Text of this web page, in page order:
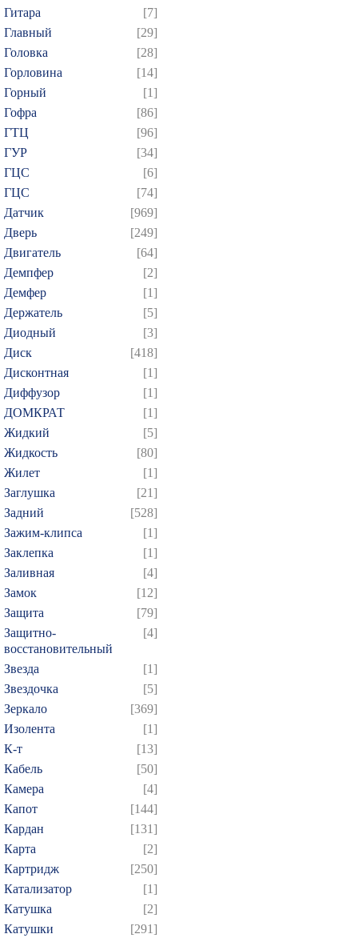
Гитара
[7]
Главный
[29]
Головка
[28]
Горловина
[14]
Горный
[1]
Гофра
[86]
ГТЦ
[96]
ГУР
[34]
ГЦC
[6]
ГЦС
[74]
Датчик
[969]
Дверь
[249]
Двигатель
[64]
Демпфер
[2]
Демфер
[1]
Держатель
[5]
Диодный
[3]
Диск
[418]
Дисконтная
[1]
Диффузор
[1]
ДОМКРАТ
[1]
Жидкий
[5]
Жидкость
[80]
Жилет
[1]
Заглушка
[21]
Задний
[528]
Зажим-клипса
[1]
Заклепка
[1]
Заливная
[4]
Замок
[12]
Защита
[79]
Защитно-
восстановительный
[4]
Звезда
[1]
Звездочка
[5]
Зеркало
[369]
Изолента
[1]
К-т
[13]
Кабель
[50]
Камера
[4]
Капот
[144]
Кардан
[131]
Карта
[2]
Картридж
[250]
Катализатор
[1]
Катушка
[2]
Катушки
[291]